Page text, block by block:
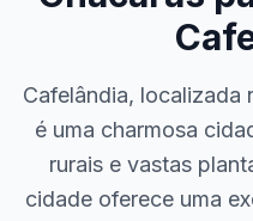
Cafelândia, localizada
é uma charmosa
rurais e vastas
cidade oferece uma